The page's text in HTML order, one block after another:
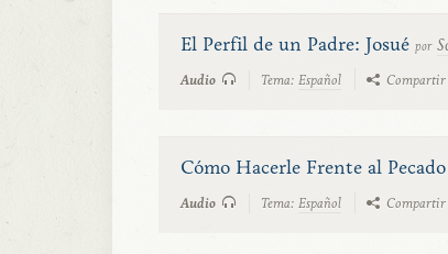
El Perfil de un Padre: Josué por
Audio Tema: Español Compartir
Cómo Hacerle Frente al
Audio Tema: Español Compartir